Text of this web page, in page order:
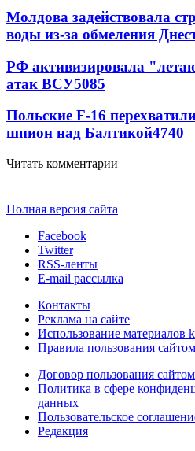
Молдова задействовала
воды из-за обмеления
РФ активизировала
атак ВСУ5085
Польские F-16
шпион над Балтикой4740
Читать комментарии
Полная версия сайта
Facebook
Twitter
RSS-ленты
E-mail рассылка
Контакты
Реклама на сайте
Использование материалов
Правила пользования сайтом
Договор пользования сайтом
Политика в сфере
данных
Пользовательское
Редакция